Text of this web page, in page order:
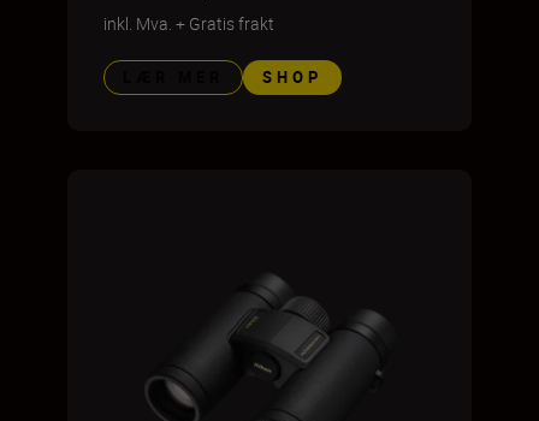
inkl. Mva. + Gratis frakt
SHOP